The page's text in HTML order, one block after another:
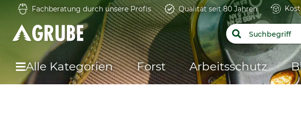
Fachberatung durch unsere Profis Qualität seit 80 Jahren
Alle Kategorien Forst Arbeitsschutz